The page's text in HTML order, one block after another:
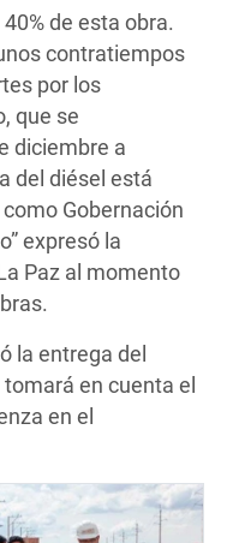
de esta obra.
contratiempos
por los
que se
diciembre a
del diésel está
Gobernación
expresó la
Paz al momento
la entrega del
en cuenta el
en el